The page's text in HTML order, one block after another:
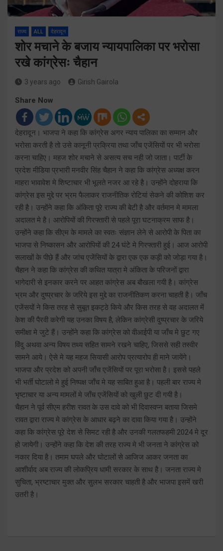
राज्य ALL देहरादून
शोर मचाने के बजाय न्यायपालिका पर भरोसा
रखे कांग्रेसः चैहान
3 years ago Girish Gairola
Share Now
देहरादून। भाजपा ने कहा कि कांग्रेस अगर न्याय पालिका का सम्मान और
भरोसा करती है तो उसे कानूनी प्रक्रिया तथा जाँच एजेंसियों पर भी भरोसा
करना चाहिए। महज शोर मचाने से असत्य सच नही जो जाता। पार्टी के
प्रदेश मीडिया प्रभारी मनवीर सिंह चैहान ने कहा कि कांग्रेस अध्यक्ष करन
माहरा भावावेश मे शिष्टाचार भी भूलते नजर आ रहे है। उन्होंने दोहराया कि
कांग्रेस इस मुद्दे पर भ्रम फैलाकर राजनीतिक रोटियां सेकने की कोशिश कर
रही है। उन्होंने कहा कि अंकिता पूरे राज्य की बेटी है और वर्तमान मे मामला
अदालत मे है। आरोपियों की गिरफ्तारी से पहले पूरा घटनाक्रम साफ है।
उन्होंने कहा कि सीएम के मामले का स्वतः संज्ञान लेने से आरोपी के पिता का
भाजपा से निष्कासन और आरोपियों की 24 घंटे मे गिरफ्तारी हुई। आज आरोपी
सलाखों के पीछे हैं और जांच एजेंसियों के द्वारा एक एक कड़ी को जोड़ा गया है।
चैहान ने कहा कि कांग्रेस की कथित यात्रा मे अंकिता के परिजनों द्वारा
भागेदारी से इनकार करने पर आहत कांग्रेस अब बौखला गयी है। कांग्रेस
भ्रम और दुष्प्रचार के जरिये इस मुद्दे का राजनीतिकण करना चाहती है। जाँच
एजेंसयों ने किस तरह से सुबूत इकट्ठे किये और किस तरह से वह अदालत में
केश की पैरवी करेगी यह उनका विषय है, लेकिन कांग्रेसी दुष्प्रचार के जरिये
समीक्षा मे जुटे हैं। उन्होंने कहा कि कांग्रेस को वीआईपी या जाँच मे छुट गए
विंदु अथवा अन्य विषय तथ्य सहित सामने रखने चाहिए, जिससे सही तस्वीर
सामने आये। ऐसे मे यह महज सियासी आरोप प्रत्यारोप ही माने जायेंगे।
भाजपा और प्रदेश को अपनी जाँच एजेंसियों पर पूरा भरोसा है। इससे पहले
भी भर्ती घोटालो मे हुई निष्पक्ष जाँच मे यह साबित हुआ है। पहली बार राज्य मे
भृष्टाचार या अन्य मामलों मे जाँच एजेंसियों को खुली छुट दी गयी है।
चैहान ने पूर्व सीएम हरीश रावत के उस दावे को भी दिवास्वप्न बताया जिसमे
रावत द्वारा राज्य मे कांग्रेस के आधार बढ़ने का दावा किया गया है। उन्होंने
कहा कि कांग्रेस पूरे देश से सिमट रही है और उनकी गलतफहमी 2024 मे दूर
हो जायेगी। उन्होंने कहा कि देश की तरह राज्य मे भी जनता ने कांग्रेस को
नकार दिया है। तमाम घपले और घोटालों से आजिज आकर जनता का
आशीर्वाद अब राज्य की लोकप्रिय धामी सरकार के साथ है। जनता राज्य मे
सुचिता, भ्रष्टाचार मुक्त और सुलभ सरकार चाहती है और भाजपा इसमें खरी
उतरी है।